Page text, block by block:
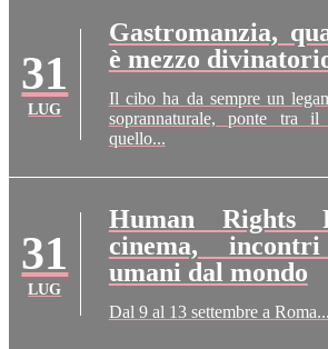
31
LUG
Gastromanzia,
è mezzo
Il cibo ha da sempre un
soprannaturale, ponte tra
quello...
31
LUG
Human Rights
cinema,
umani dal mondo
Dal 9 al 13 settembre a Roma...